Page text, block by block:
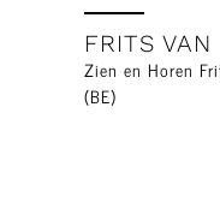
Zien en Horen
(BE)